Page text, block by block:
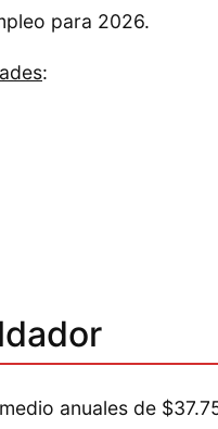
para 2026.
:
anuales de